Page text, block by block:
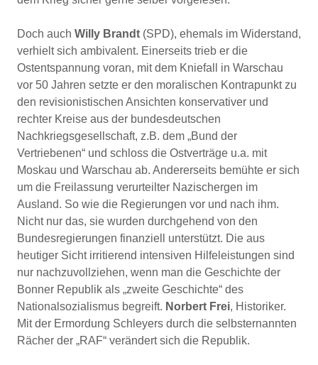
Doch auch Willy Brandt (SPD), ehemals im Widerstand,
verhielt sich ambivalent. Einerseits trieb er die
Ostentspannung voran, mit dem Kniefall in Warschau
vor 50 Jahren setzte er den moralischen Kontrapunkt zu
den revisionistischen Ansichten konservativer und
rechter Kreise aus der bundesdeutschen
Nachkriegsgesellschaft, z.B. dem „Bund der
Vertriebenen“ und schloss die Ostverträge u.a. mit
Moskau und Warschau ab. Andererseits bemühte er sich
um die Freilassung verurteilter Nazischergen im
Ausland. So wie die Regierungen vor und nach ihm.
Nicht nur das, sie wurden durchgehend von den
Bundesregierungen finanziell unterstützt. Die aus
heutiger Sicht irritierend intensiven Hilfeleistungen sind
nur nachzuvollziehen, wenn man die Geschichte der
Bonner Republik als „zweite Geschichte“ des
Nationalsozialismus begreift. Norbert Frei, Historiker.
Mit der Ermordung Schleyers durch die selbsternannten
Rächer der „RAF“ verändert sich die Republik.